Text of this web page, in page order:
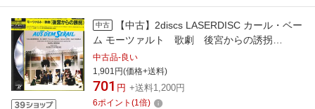
中古
【中古】2discs LASERDISC カール・ベー
ム モーツァルト 歌劇 後宮からの誘拐
POLG90445 POLYDOR /01400
中古品-良い
1,901円(価格+送料)
701 円 +送料1,200円
6ポイント (1倍)